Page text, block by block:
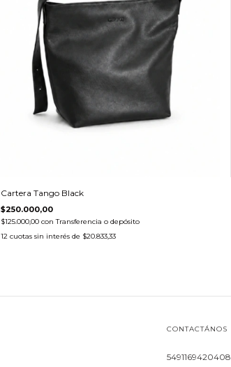
Cartera Tango Black
$250.000,00
$125.000,00 con Transferencia o depósito
12 cuotas sin interés de $20.833,33
CONTACTÁNOS
5491169420408